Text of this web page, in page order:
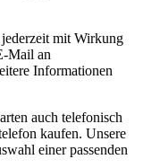
mit Wirkung
Mail an
Informationen
auch telefonisch
kaufen. Unsere
einer passenden